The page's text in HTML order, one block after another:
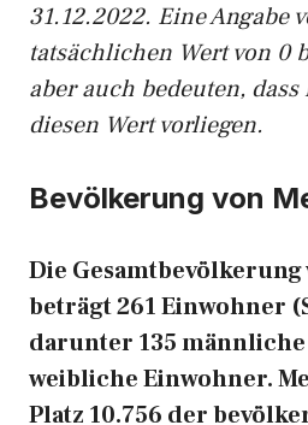
31.12.2022. Eine Angabe
tatsächlichen Wert von 0
aber auch bedeuten,
diesen Wert vorliegen.
Bevölkerung von
Die Gesamtbevölkerung
beträgt 261 Einwohner
darunter 135
weibliche Einwohner.
Platz 10.756 der